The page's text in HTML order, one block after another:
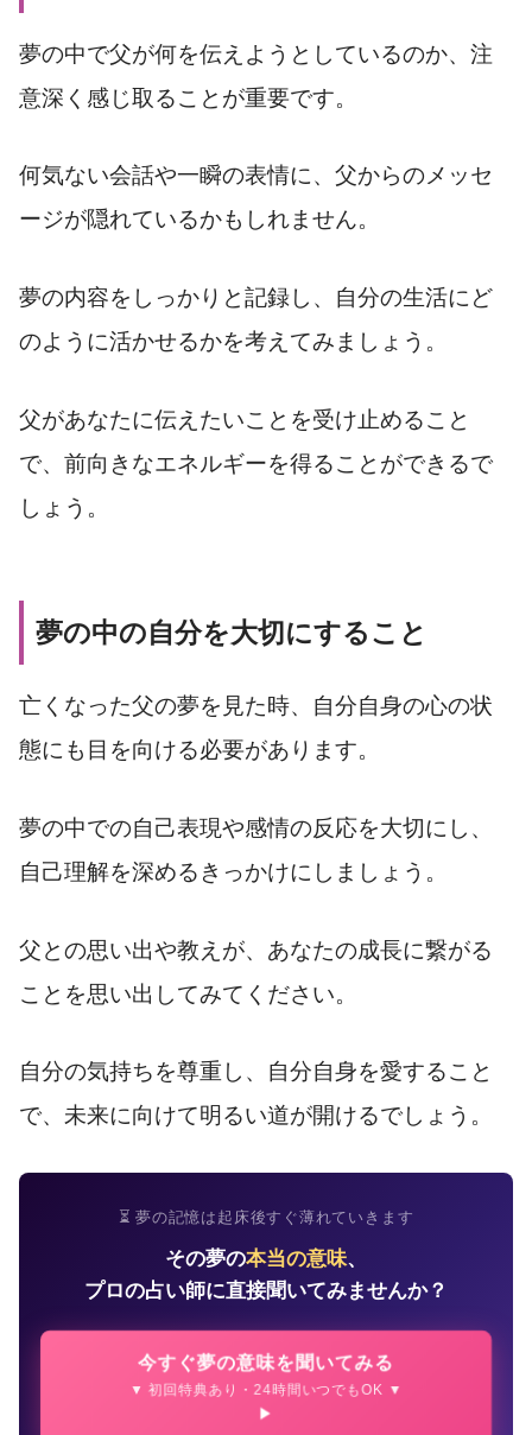
夢の中で父が何を伝えようとしているのか、注
意深く感じ取ることが重要です。
何気ない会話や一瞬の表情に、父からのメッセ
ージが隠れているかもしれません。
夢の内容をしっかりと記録し、自分の生活にど
のように活かせるかを考えてみましょう。
父があなたに伝えたいことを受け止めること
で、前向きなエネルギーを得ることができるで
しょう。
夢の中の自分を大切にすること
亡くなった父の夢を見た時、自分自身の心の状
態にも目を向ける必要があります。
夢の中での自己表現や感情の反応を大切にし、
自己理解を深めるきっかけにしましょう。
父との思い出や教えが、あなたの成長に繋がる
ことを思い出してみてください。
自分の気持ちを尊重し、自分自身を愛すること
で、未来に向けて明るい道が開けるでしょう。
⏳ 夢の記憶は起床後すぐ薄れていきます
その夢の本当の意味、
プロの占い師に直接聞いてみませんか？
今すぐ夢の意味を聞いてみる
▼ 初回特典あり・24時間いつでもOK ▼